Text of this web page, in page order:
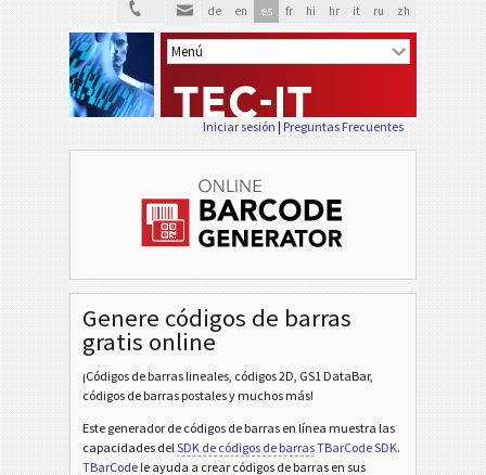
de en es fr hi hr it ru zh
Iniciar sesión | Preguntas Frecuentes
Genere códigos de barras
gratis online
¡Códigos de barras lineales, códigos 2D, GS1 DataBar,
códigos de barras postales y muchos más!
Este generador de códigos de barras en línea muestra las
capacidades delSDK de códigos de barrasTBarCode SDK.
TBarCode le ayuda a crear códigos de barras en sus